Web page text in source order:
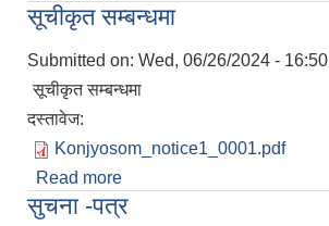
सूचीकृत सम्बन्धमा
Submitted on: Wed, 06/26/2024 - 16:50
सूचीकृत सम्बन्धमा
दस्तावेज:
Konjyosom_notice1_0001.pdf
Read more
सुचना -पत्र